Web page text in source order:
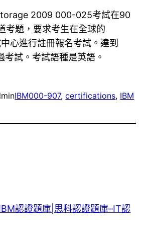
2009 000-025考試在90
考題，要求考生在全球的
心進行註冊報名考試。達到
考試。考試語種是英語。
IBM000-907, certifications, IBM
認證題庫|思科認證題庫–IT認